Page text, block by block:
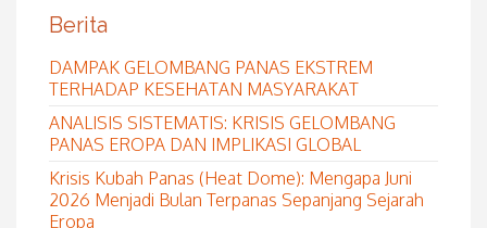
Sumber :
Instagram Dinas Kesehatan Kota
Mataram (Dikes.kota Mataram)
Dengan mempertimbangkan dampak
yang begitu luas, hari ini Gubernur NTB
menetapkan status Tanggap Darurat
Bencana Banjir di wilayah Kota Mataram
pada tanggal 7 Juli 2025 dan seiringan
STATUS TANGGAP DARURAT PROVINSI
BENCANA BANJIR DI KOTA MATARAM
Berita
DAMPAK GELOMBANG PANAS EKSTREM
TERHADAP KESEHATAN MASYARAKAT
ANALISIS SISTEMATIS: KRISIS GELOMBANG
PANAS EROPA DAN IMPLIKASI GLOBAL
Krisis Kubah Panas (Heat Dome): Mengapa Juni
2026 Menjadi Bulan Terpanas Sepanjang Sejarah
Eropa